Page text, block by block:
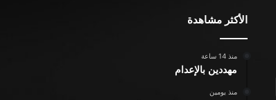
الأكثر مشاهدة
منذ 14 ساعة
مهددين بالإعدام
منذ يومين